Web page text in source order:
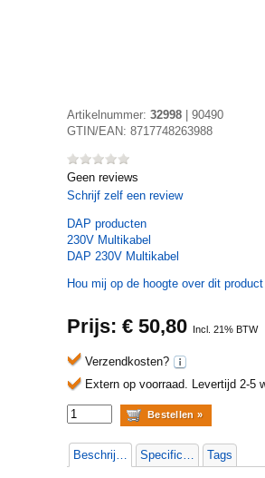
Artikelnummer: 32998
90490
GTIN/EAN: 8717748263988
Geen reviews
Schrijf zelf een review
DAP producten
230V Multikabel
DAP 230V Multikabel
Hou mij op de hoogte over dit product
Prijs: € 50,80 Incl. 21% BTW
Verzendkosten?
Extern op voorraad. Levertijd 2-5
Beschrijving Specificaties Tags